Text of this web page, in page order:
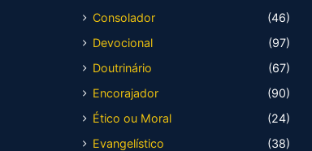
Consolador
(46)
Devocional
(97)
Doutrinário
(67)
Encorajador
(90)
Ético ou Moral
(24)
Evangelístico
(38)